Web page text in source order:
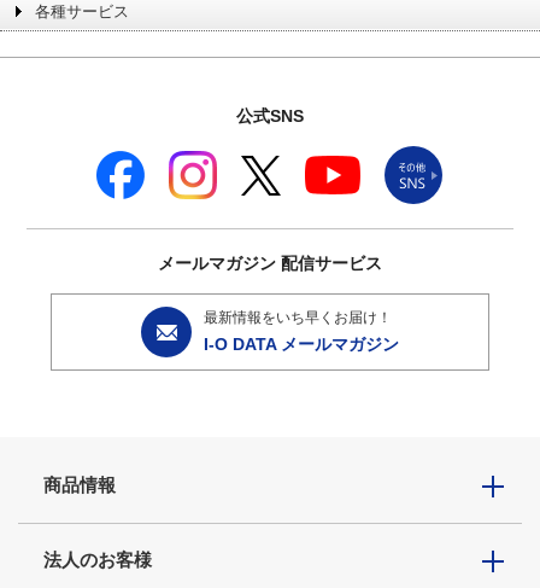
各種サービス
公式SNS
メールマガジン 配信サービス
最新情報をいち早くお届け！
I-O DATA メールマガジン
商品情報
法人のお客様